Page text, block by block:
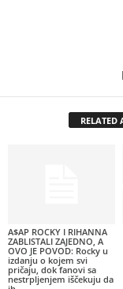
RELATED
A$AP ROCKY I RIHANNA
ZABLISTALI ZAJEDNO, A
OVO JE POVOD: Rocky u
izdanju o kojem svi
pričaju, dok fanovi sa
nestrpljenjem iščekuju da